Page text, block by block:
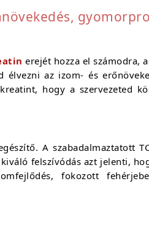
erejét hozza el számodra,
az izom- és
hogy a szervezeted
A szabadalmaztatott
felszívódás azt jelenti,
fokozott